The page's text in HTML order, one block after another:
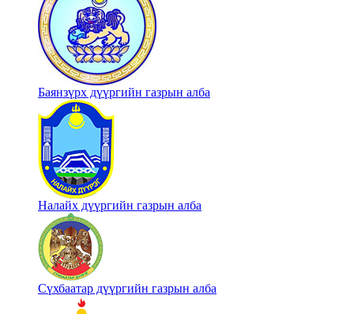
Баянзүрх дүүргийн газрын алба
Налайх дүүргийн газрын алба
Сүхбаатар дүүргийн газрын алба